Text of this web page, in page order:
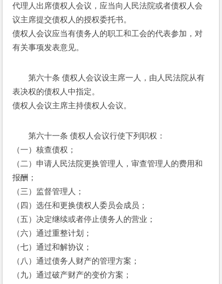
代理人出席债权人会议，应当向人民法院或者债权人会
议主席提交债权人的授权委托书。
债权人会议应当有债务人的职工和工会的代表参加，对
有关事项发表意见。
第六十条 债权人会议设主席一人，由人民法院从有
表决权的债权人中指定。
债权人会议主席主持债权人会议。
第六十一条 债权人会议行使下列职权：
（一）核查债权；
（二）申请人民法院更换管理人，审查管理人的费用和
报酬；
（三）监督管理人；
（四）选任和更换债权人委员会成员；
（五）决定继续或者停止债务人的营业；
（六）通过重整计划；
（七）通过和解协议；
（八）通过债务人财产的管理方案；
（九）通过破产财产的变价方案；